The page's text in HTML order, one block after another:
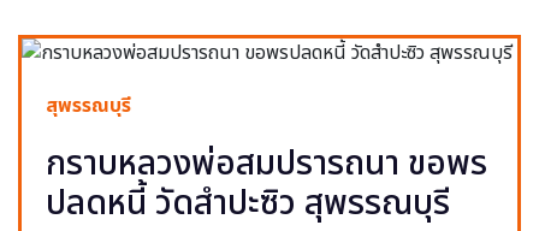
สุพรรณบุรี
กราบหลวงพ่อสมปรารถนา ขอพร
ปลดหนี้ วัดสำปะซิว สุพรรณบุรี